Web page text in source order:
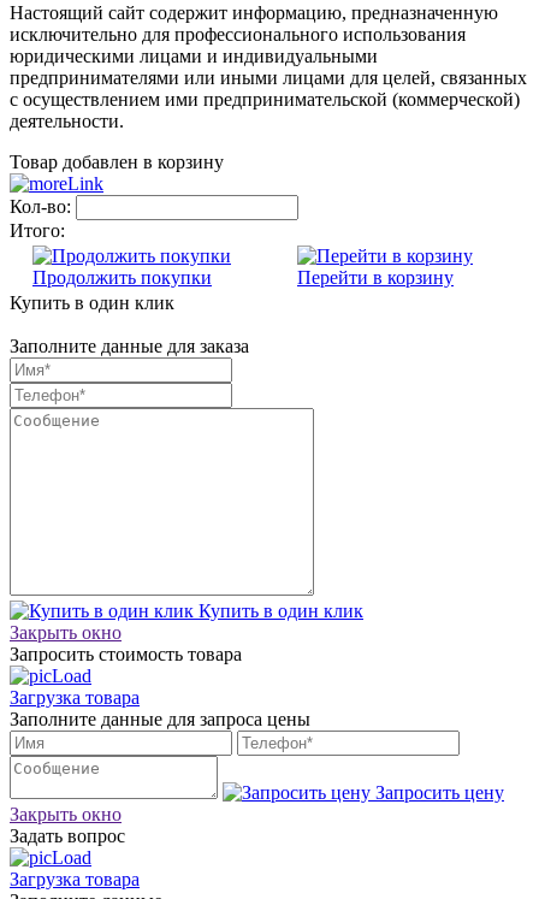
Настоящий сайт содержит информацию, предназначенную
исключительно для профессионального использования
юридическими лицами и индивидуальными
предпринимателями или иными лицами для целей, связанных
с осуществлением ими предпринимательской (коммерческой)
деятельности.
Товар добавлен в корзину
Кол-во:
Итого:
Продолжить покупки
Перейти в корзину
Купить в один клик
Заполните данные для заказа
Купить в один клик
Закрыть окно
Запросить стоимость товара
Загрузка товара
Заполните данные для запроса цены
Запросить цену
Закрыть окно
Задать вопрос
Загрузка товара